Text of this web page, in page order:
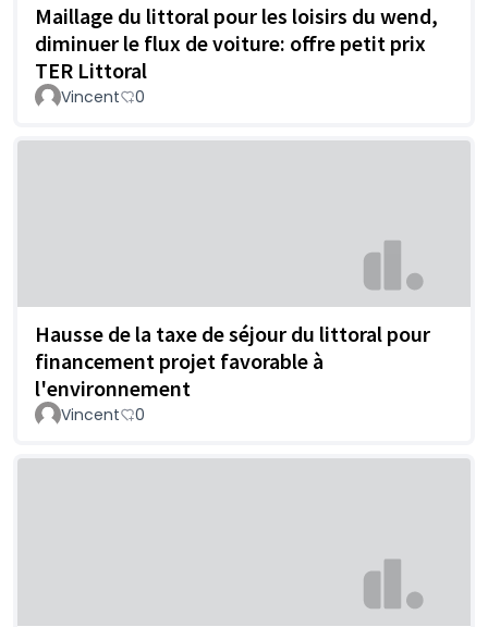
Maillage du littoral pour les loisirs du wend,
diminuer le flux de voiture: offre petit prix
TER Littoral
Vincent 0
Hausse de la taxe de séjour du littoral pour
financement projet favorable à
l'environnement
Vincent 0